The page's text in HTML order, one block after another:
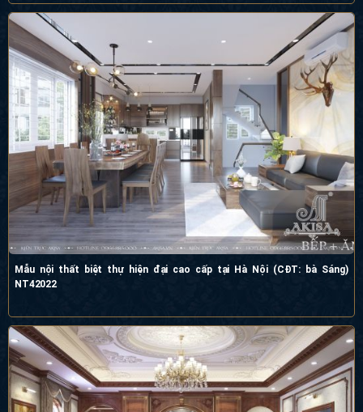
Mẫu nội thất biệt thự hiện đại cao cấp tại Hà Nội (CĐT: bà Sáng) NT42022